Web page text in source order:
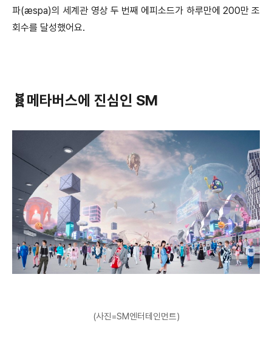
파(æspa)의 세계관 영상 두 번째 에피소드가 하루만에 200만 조
회수를 달성했어요.
🧬메타버스에 진심인 SM
(사진=SM엔터테인먼트)